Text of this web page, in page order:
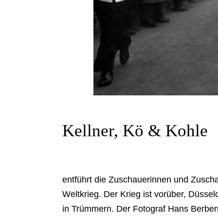
Kellner, Kö & Kohle
entführt die Zuschauerinnen und
Weltkrieg. Der Krieg ist vorüber,
in Trümmern. Der Fotograf Hans